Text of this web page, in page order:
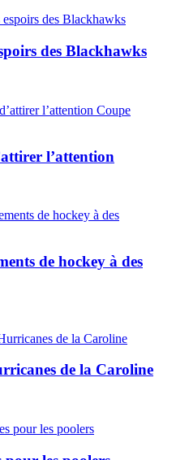
des Blackhawks
l’attention
de hockey à des
de la Caroline